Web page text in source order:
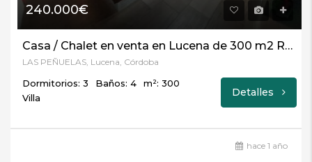
240.000€
Casa / Chalet en venta en Lucena de 300 m2 REF:5216
LAS PEÑUELAS, Lucena, Córdoba
Dormitorios: 3 Baños: 4
m²: 300
Villa
Detalles
hace 1 año